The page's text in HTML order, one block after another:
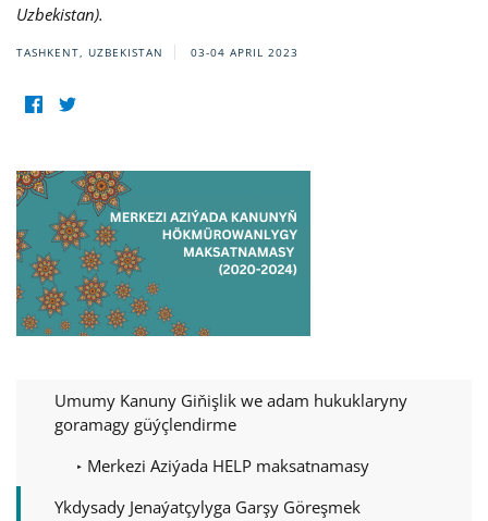
Uzbekistan).
TASHKENT, UZBEKISTAN 03-04 APRIL 2023
Umumy Kanuny Giňişlik we adam hukuklaryny
goramagy güýçlendirme
Merkezi Aziýada HELP maksatnamasy
Ykdysady Jenaýatçylyga Garşy Göreşmek